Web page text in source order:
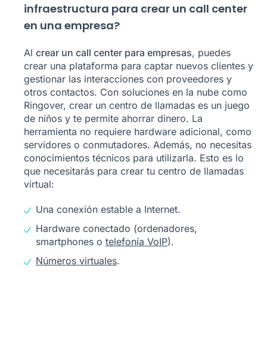
infraestructura para crear un call center
en una empresa?
Al crear un call center para empresas, puedes
crear una plataforma para captar nuevos clientes y
gestionar las interacciones con proveedores y
otros contactos. Con soluciones en la nube como
Ringover, crear un centro de llamadas es un juego
de niños y te permite ahorrar dinero. La
herramienta no requiere hardware adicional, como
servidores o conmutadores. Además, no necesitas
conocimientos técnicos para utilizarla. Esto es lo
que necesitarás para crear tu centro de llamadas
virtual:
Una conexión estable a Internet.
Hardware conectado (ordenadores,
smartphones o telefonía VoIP).
Números virtuales.